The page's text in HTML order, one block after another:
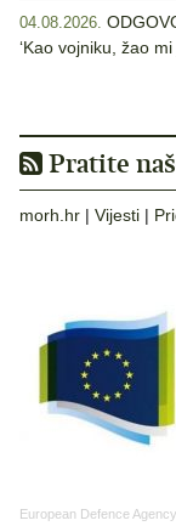
04.08.2026.
‘Kao vojniku, žao
Pratite
morh.hr | Vijesti |
European Defence Agency